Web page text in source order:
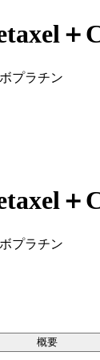
プラチン
プラチン
概要